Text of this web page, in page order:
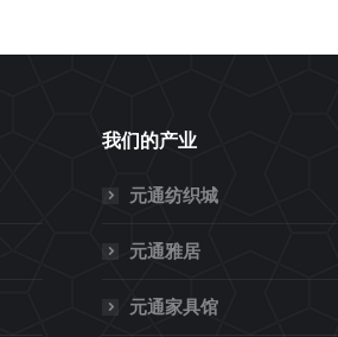
我们的产业
元通纺织城
元通雅居
元通家具馆